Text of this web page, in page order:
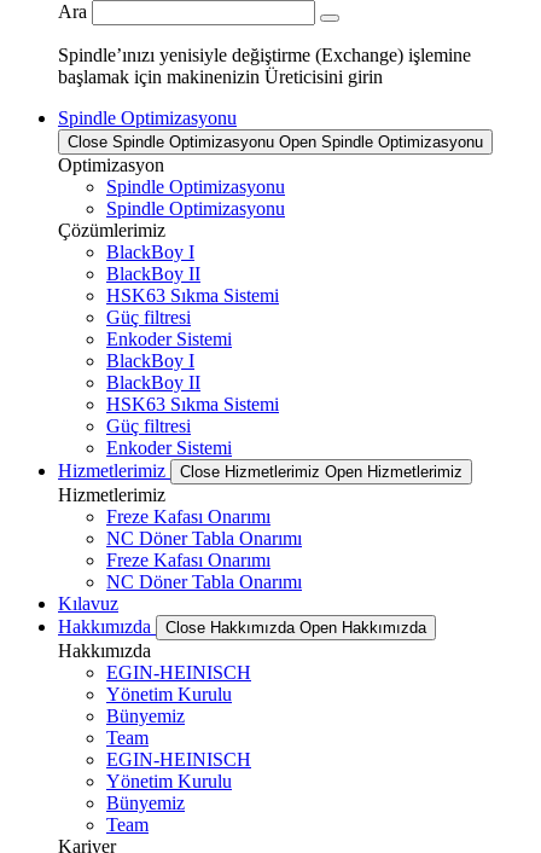
Ara
Spindle’ınızı yenisiyle değiştirme (Exchange) işlemine
başlamak için makinenizin Üreticisini girin
Spindle Optimizasyonu
Close Spindle Optimizasyonu Open Spindle Optimizasyonu
Optimizasyon
Spindle Optimizasyonu
Spindle Optimizasyonu
Çözümlerimiz
BlackBoy I
BlackBoy II
HSK63 Sıkma Sistemi
Güç filtresi
Enkoder Sistemi
BlackBoy I
BlackBoy II
HSK63 Sıkma Sistemi
Güç filtresi
Enkoder Sistemi
Hizmetlerimiz
Close Hizmetlerimiz Open Hizmetlerimiz
Hizmetlerimiz
Freze Kafası Onarımı
NC Döner Tabla Onarımı
Freze Kafası Onarımı
NC Döner Tabla Onarımı
Kılavuz
Hakkımızda
Close Hakkımızda Open Hakkımızda
Hakkımızda
EGIN-HEINISCH
Yönetim Kurulu
Bünyemiz
Team
EGIN-HEINISCH
Yönetim Kurulu
Bünyemiz
Team
Kariyer